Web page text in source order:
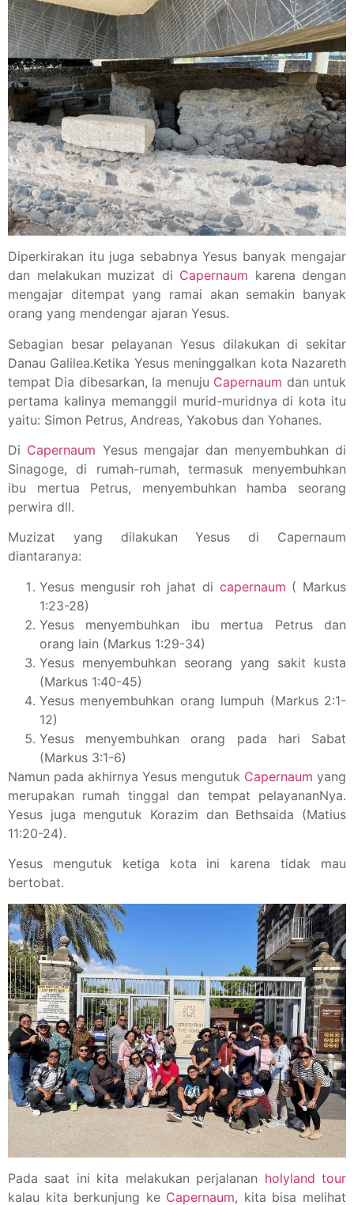
Diperkirakan itu juga sebabnya Yesus banyak mengajar
dan melakukan muzizat di Capernaum karena dengan
mengajar ditempat yang ramai akan semakin banyak
orang yang mendengar ajaran Yesus.
Sebagian besar pelayanan Yesus dilakukan di sekitar
Danau Galilea.Ketika Yesus meninggalkan kota Nazareth
tempat Dia dibesarkan, Ia menuju Capernaum dan untuk
pertama kalinya memanggil murid-muridnya di kota itu
yaitu: Simon Petrus, Andreas, Yakobus dan Yohanes.
Di Capernaum Yesus mengajar dan menyembuhkan di
Sinagoge, di rumah-rumah, termasuk menyembuhkan
ibu mertua Petrus, menyembuhkan hamba seorang
perwira dll.
Muzizat yang dilakukan Yesus di Capernaum
diantaranya:
Yesus mengusir roh jahat di capernaum ( Markus
1:23-28)
Yesus menyembuhkan ibu mertua Petrus dan
orang lain (Markus 1:29-34)
Yesus menyembuhkan seorang yang sakit kusta
(Markus 1:40-45)
Yesus menyembuhkan orang lumpuh (Markus 2:1-
12)
Yesus menyembuhkan orang pada hari Sabat
(Markus 3:1-6)
Namun pada akhirnya Yesus mengutuk Capernaum yang
merupakan rumah tinggal dan tempat pelayananNya.
Yesus juga mengutuk Korazim dan Bethsaida (Matius
11:20-24).
Yesus mengutuk ketiga kota ini karena tidak mau
bertobat.
Pada saat ini kita melakukan perjalanan holyland tour
kalau kita berkunjung ke Capernaum, kita bisa melihat